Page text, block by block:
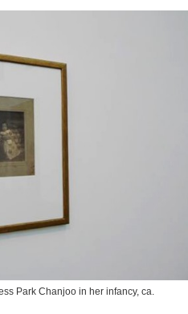
Park Chanjoo in her infancy, ca.